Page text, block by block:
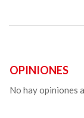
OPINIONES
No hay opiniones